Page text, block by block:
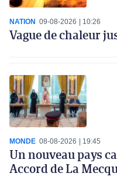
NATION 09-08-2026 10:26
Vague de chaleur
MONDE 08-08-2026 19:45
Un nouveau pays
Accord de La